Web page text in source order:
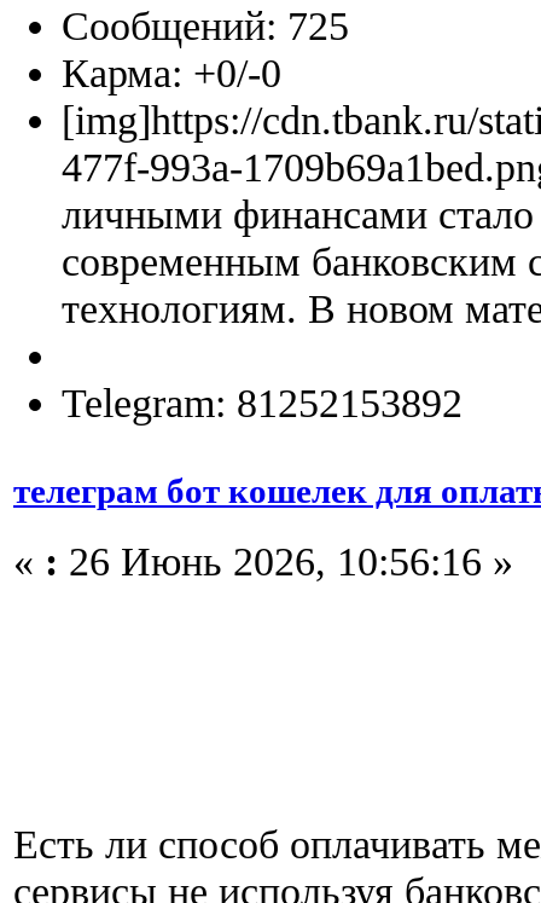
Сообщений: 725
Карма: +0/-0
[img]https://cdn.tbank.ru/
477f-993a-
личными финансами
современным банковским
технологиям. В новом
Telegram: 81252153892
телеграм бот кошелек для
« : 26 Июнь 2026, 10:56:16 »
Есть ли способ оплачивать
сервисы не используя